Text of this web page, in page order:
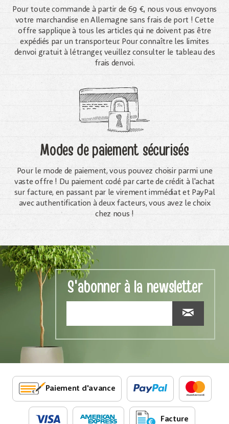
Pour toute commande à partir de 69 €, nous vous envoyons
votre marchandise en Allemagne sans frais de port ! Cette
offre sapplique à tous les articles qui ne doivent pas être
expédiés par un transporteur. Pour connaître les limites
denvoi gratuit à létranger, veuillez consulter le tableau des
frais denvoi.
Modes de paiement sécurisés
Pour le mode de paiement, vous pouvez choisir parmi une
vaste offre ! Du paiement codé par carte de crédit à l'achat
sur facture, en passant par le virement immédiat et PayPal
avec authentification à deux facteurs, vous avez le choix
chez nous !
S'abonner à la newsletter
Paiement d'avance
Facture